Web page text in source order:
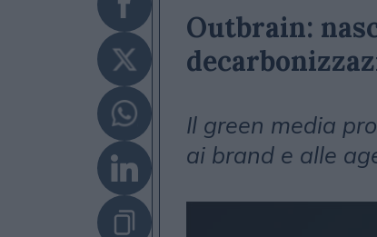
Outbrain:
Il green media
ai brand e alle